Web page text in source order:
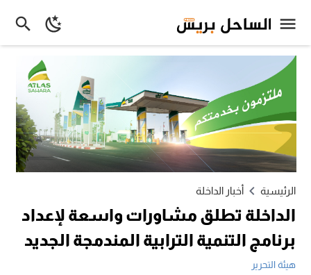
الرئيسية أخبار الداخلة
الداخلة تطلق مشاورات واسعة لإعداد
برنامج التنمية الترابية المندمجة الجديد
هيئة التحرير